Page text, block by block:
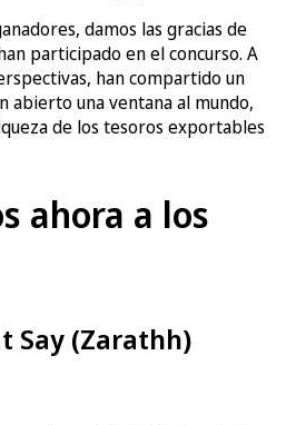
damos las gracias de
participado en el concurso. A
han compartido un
abierto una ventana al mundo,
de los tesoros exportables
ahora a los
Say (Zarathh)